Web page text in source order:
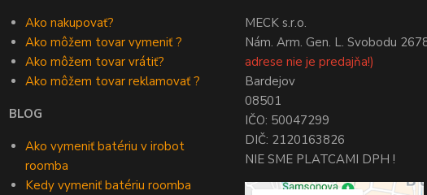
Ako nakupovať?
Ako môžem tovar vymeniť ?
Ako môžem tovar vrátiť?
Ako môžem tovar reklamovať ?
BLOG
Ako vymeniť batériu v irobot
roomba
Kedy vymeniť batériu roomba
MECK s.r.o.
Nám. Arm. Gen. L. Svobodu
adrese nie je predajňa!)
Bardejov
08501
IČO: 50047299
DIČ: 2120163826
NIE SME PLATCAMI DPH !